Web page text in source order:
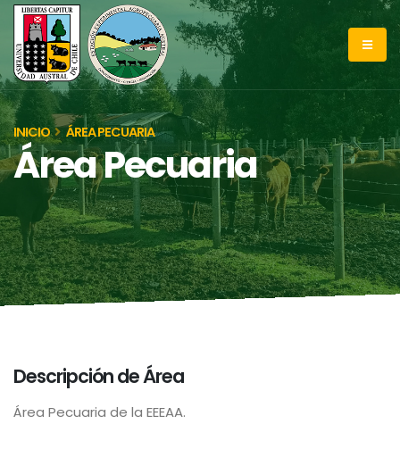
INICIO ÁREA PECUARIA
Área Pecuaria
Descripción de Área
Área Pecuaria de la EEEAA.